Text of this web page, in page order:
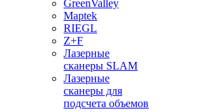
GreenValley
Maptek
RIEGL
Z+F
Лазерные
сканеры SLAM
Лазерные
сканеры для
подсчета объемов